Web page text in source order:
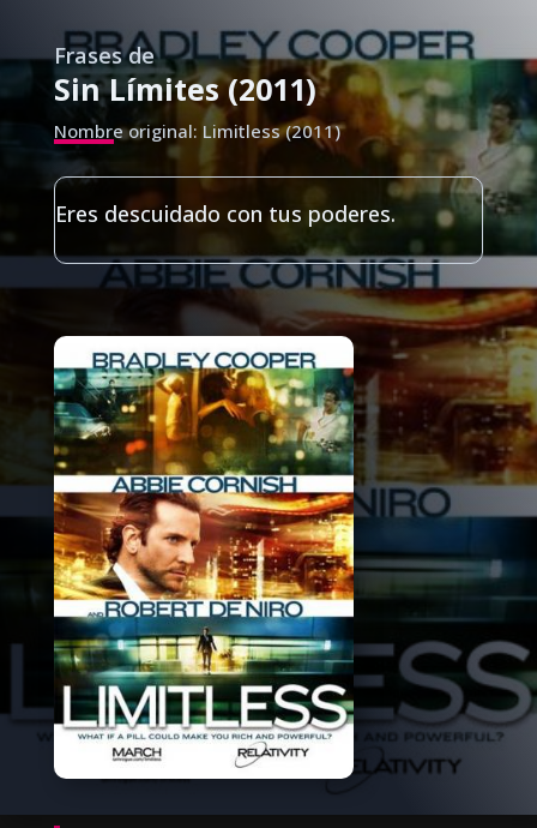
Frases de
Sin Límites (2011)
Nombre original: Limitless (2011)
Eres descuidado con tus poderes.